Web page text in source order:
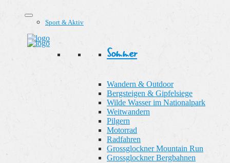
Sport & Aktiv
Sommer
Wandern & Outdoor
Bergsteigen & Gipfelsiege
Wilde Wasser im Nationalpark
Weitwandern
Pilgern
Motorrad
Radfahren
Grossglockner Mountain Run
Grossglockner Bergbahnen